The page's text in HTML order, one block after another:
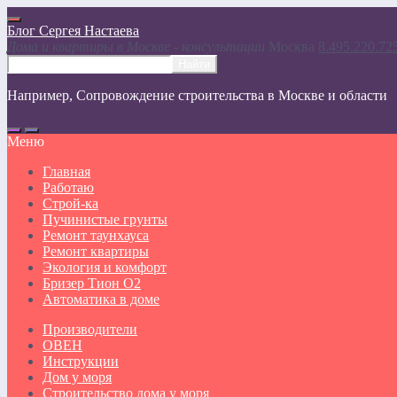
Блог Сергея Настаева
Дома и квартиры в Москве - консультации Москвa
Например, Сопровождение строительства в Москве и области
Меню
Главная
Работаю
Строй-ка
Пучинистые грунты
Ремонт таунхауса
Ремонт квартиры
Экология и комфорт
Бризер Тион О2
Автоматика в доме
Производители
ОВЕН
Инструкции
Дом у моря
Строительство дома у моря